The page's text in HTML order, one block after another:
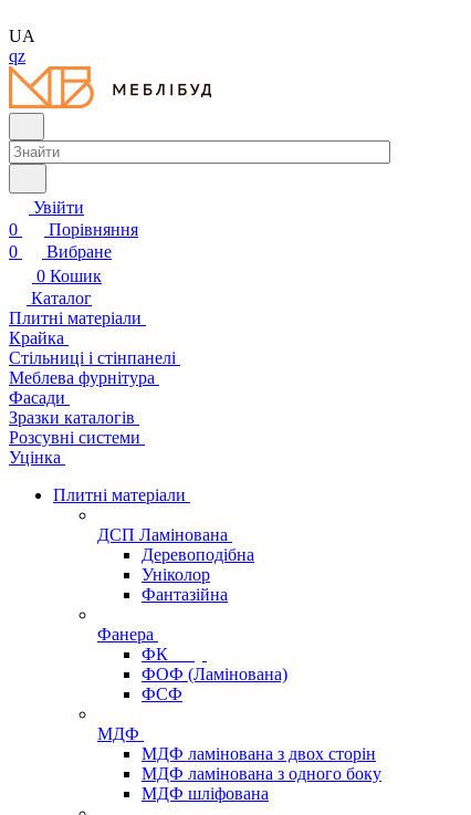
UA
qz
Увійти
0
Порівняння
0
Вибране
0 Кошик
Каталог
Плитні матеріали
Крайка
Стільниці і стінпанелі
Меблева фурнітура
Фасади
Зразки каталогів
Розсувні системи
Уцінка
Плитні матеріали
ДСП Ламінована
Деревоподібна
Уніколор
Фантазійна
Фанера
ФК
ФОФ (Ламінована)
ФСФ
МДФ
МДФ ламінована з двох сторін
МДФ ламінована з одного боку
МДФ шліфована